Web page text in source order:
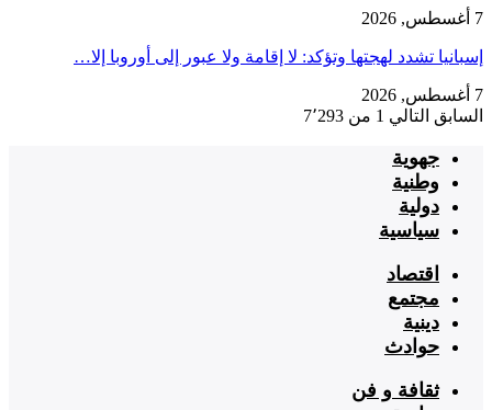
7 أغسطس, 2026
إسبانيا تشدد لهجتها وتؤكد: لا إقامة ولا عبور إلى أوروبا إلا…
7 أغسطس, 2026
السابق التالي 1 من 7٬293
جهوية
وطنية
دولية
سياسية
اقتصاد
مجتمع
دينية
حوادث
ثقافة و فن